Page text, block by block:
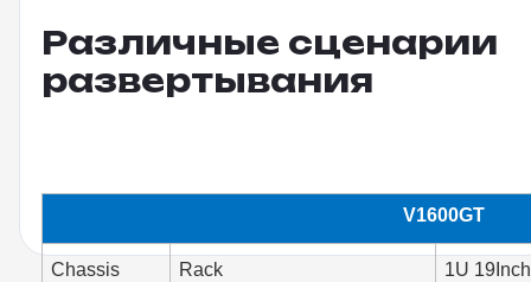
Различные сценарии
развертывания
V1600GT
Chassis Rack 1U